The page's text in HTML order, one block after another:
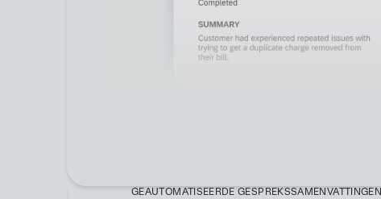
GEAUTOMATISEERDE GESPREKSSAMENVATTINGEN